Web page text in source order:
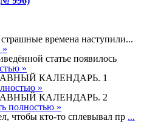
времена наступили...
»
статье появилось
»
КАЛЕНДАРЬ. 1
»
КАЛЕНДАРЬ. 2
полностью »
чтобы кто-то сплевывал пр ...